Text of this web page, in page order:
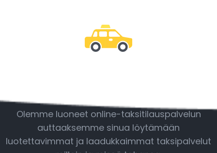
Olemme luoneet online-taksitilauspalvelun
auttaaksemme sinua löytämään
luotettavimmat ja laadukkaimmat taksipalvelut